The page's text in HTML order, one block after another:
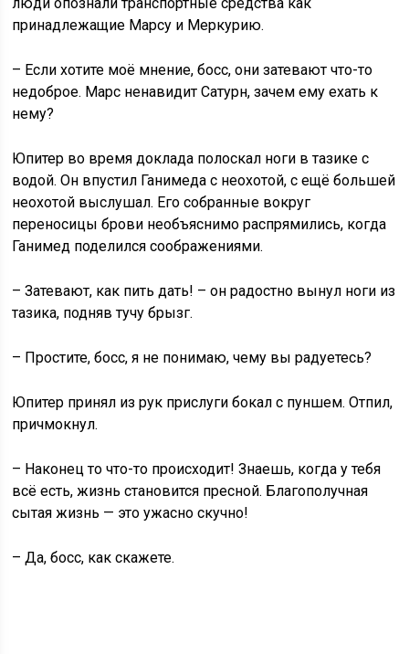
принадлежащие Марсу и Меркурию.
– Если хотите моё мнение, босс, они затевают что-то
недоброе. Марс ненавидит Сатурн, зачем ему ехать к
нему?
Юпитер во время доклада полоскал ноги в тазике с
водой. Он впустил Ганимеда с неохотой, с ещё большей
неохотой выслушал. Его собранные вокруг
переносицы брови необъяснимо распрямились, когда
Ганимед поделился соображениями.
– Затевают, как пить дать! – он радостно вынул ноги из
тазика, подняв тучу брызг.
– Простите, босс, я не понимаю, чему вы радуетесь?
Юпитер принял из рук прислуги бокал с пуншем. Отпил,
причмокнул.
– Наконец то что-то происходит! Знаешь, когда у тебя
всё есть, жизнь становится пресной. Благополучная
сытая жизнь — это ужасно скучно!
– Да, босс, как скажете.